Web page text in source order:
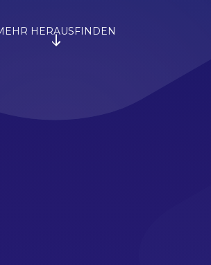
HERAUSFINDEN